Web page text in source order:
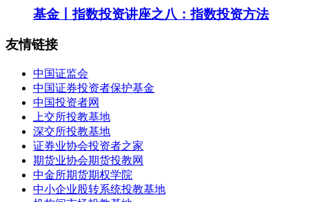
基金丨指数投资讲座之八：指数投资方法
友情链接
中国证监会
中国证券投资者保护基金
中国投资者网
上交所投教基地
深交所投教基地
证券业协会投资者之家
期货业协会期货投教网
中金所期货期权学院
中小企业股转系统投教基地